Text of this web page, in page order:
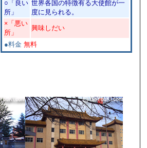
○ 「良い
所」
世界各国の特徴有る大使館が一
度に見られる。
× 「悪い
所」
興味しだい
●料金 無料